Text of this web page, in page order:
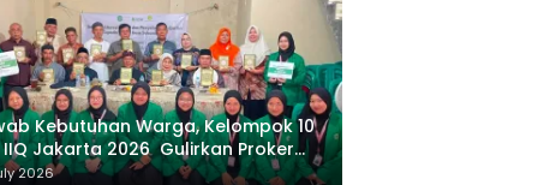
Kebutuhan Warga, Kelompok 10
IIQ Jakarta 2026 Gulirkan Proker
Al-Qur’an di Sukamanah
2026